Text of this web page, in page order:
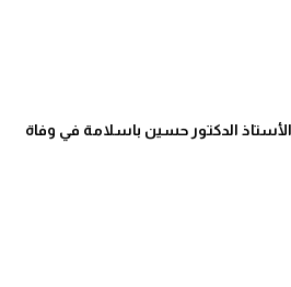
الدكتور حسين باسلامة في وفاة